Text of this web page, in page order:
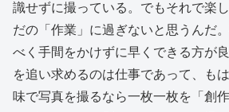
識せずに撮っている。でもそれで楽
だの「作業」に過ぎないと思うんだ
べく手間をかけずに早くできる方が
を追い求めるのは仕事であって、も
味で写真を撮るなら一枚一枚を「創